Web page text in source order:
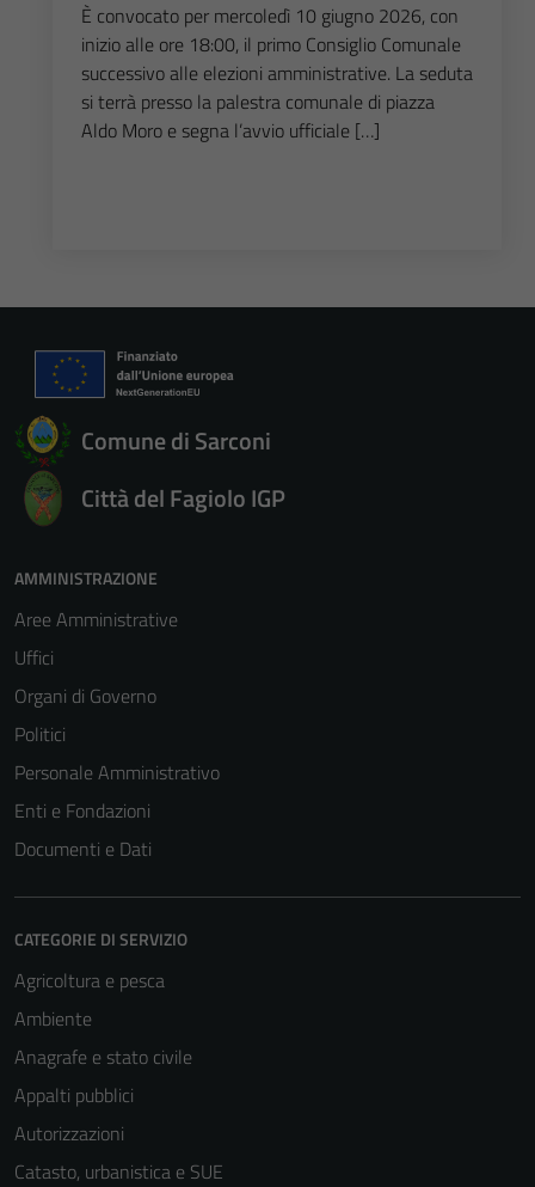
È convocato per mercoledì 10 giugno 2026, con
inizio alle ore 18:00, il primo Consiglio Comunale
successivo alle elezioni amministrative. La seduta
si terrà presso la palestra comunale di piazza
Aldo Moro e segna l’avvio ufficiale […]
Comune di Sarconi
Città del Fagiolo IGP
AMMINISTRAZIONE
Aree Amministrative
Uffici
Organi di Governo
Politici
Personale Amministrativo
Enti e Fondazioni
Documenti e Dati
CATEGORIE DI SERVIZIO
Agricoltura e pesca
Ambiente
Anagrafe e stato civile
Appalti pubblici
Autorizzazioni
Catasto, urbanistica e SUE